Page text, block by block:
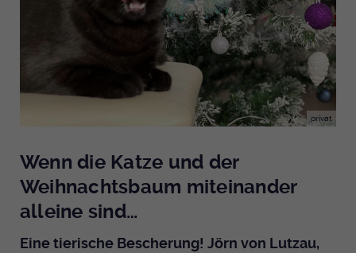
privat
Wenn die Katze und der
Weihnachtsbaum miteinander
alleine sind…
Eine tierische Bescherung! Jörn von Lutzau,
EKHN
Ende der Sitzung
Zweck
PHP Daten Identifikator, der gesetzt wird
wenn die PHP session() Methode benutzt
Name uid
Anbieter EKHN
Laufzeit Ende der Sitzung
mtm_cookie_consent
Medienhaus der EKHN GmbH
Laufzeit
Speicherung der Cookie Constent
Giphy